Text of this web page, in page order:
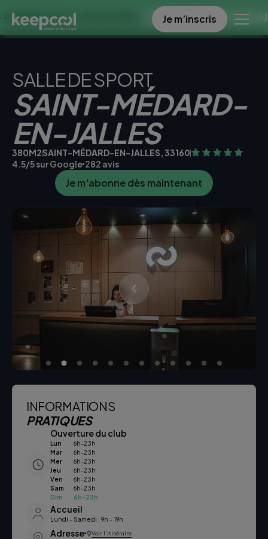
0€ << OFFRE LIMITÉE ☀️ OFFRE SPECIALE DANS CE
Je m’inscris
SALLE DE SPORT
SAINT-MÉDARD-
EN-JALLES
380M2SAINT-MÉDARD-EN-JALLES, 33160
4.5/5 sur Google 282 avis
Je m'abonne dès maintenant
INFORMATIONS
PRATIQUES
Ouverture du club
Lun
6h-23h
Mar
6h-23h
Mer
6h-23h
Jeu
6h-23h
Ven
6h-23h
Sam
6h-23h
Dim
6h-23h
Accueil
Lundi - Samedi : 9h - 19h
Adresse Voir l’itinéraire